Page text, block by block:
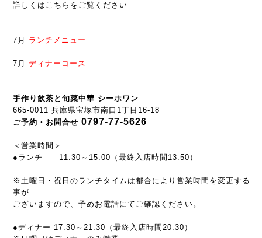
詳しくはこちらをご覧ください
7月 ランチメニュー
7月 ディナーコース
手作り飲茶と旬菜中華 シーホワン
665-0011 兵庫県宝塚市南口1丁目16-18
ご予約・お問合せ 0797-77-5626
＜営業時間＞
●ランチ 11:30～15:00（最終入店時間13:50）
※土曜日・祝日のランチタイムは都合により営業時間を変更する
事が
ございますので、予めお電話にてご確認ください。
●ディナー 17:30～21:30（最終入店時間20:30）